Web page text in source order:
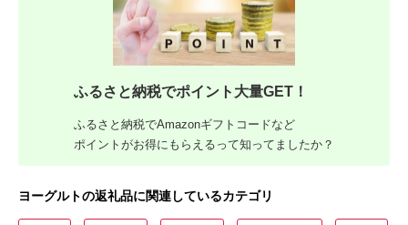
ふるさと納税でポイント大量GET！
ふるさと納税でAmazonギフトコードなど
ポイントがお得にもらえるって知ってましたか？
ヨーグルトの返礼品に関連しているカテゴリ